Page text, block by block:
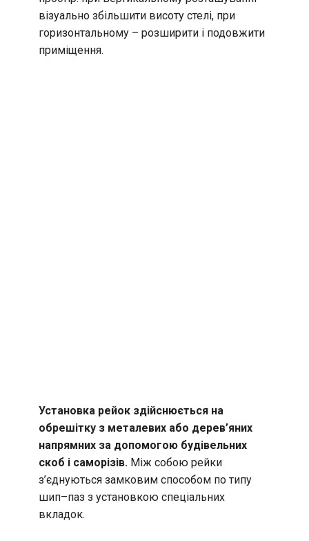
візуально збільшити висоту стелі, при
горизонтальному – розширити і подовжити
приміщення.
Установка рейок здійснюється на
обрешітку з металевих або дерев’яних
напрямних за допомогою будівельних
скоб і саморізів. Між собою рейки
з’єднуються замковим способом по типу
шип–паз з установкою спеціальних
вкладок.